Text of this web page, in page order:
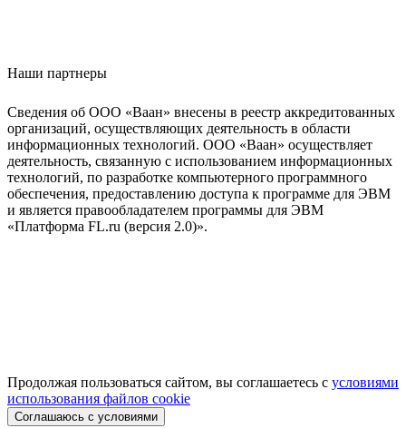
Наши партнеры
Сведения об ООО «Ваан» внесены в реестр аккредитованных
организаций, осуществляющих деятельность в области
информационных технологий. ООО «Ваан» осуществляет
деятельность, связанную с использованием информационных
технологий, по разработке компьютерного программного
обеспечения, предоставлению доступа к программе для ЭВМ
и является правообладателем программы для ЭВМ
«Платформа FL.ru (версия 2.0)».
Продолжая пользоваться сайтом, вы соглашаетесь с условиями
использования файлов cookie
Соглашаюсь с условиями